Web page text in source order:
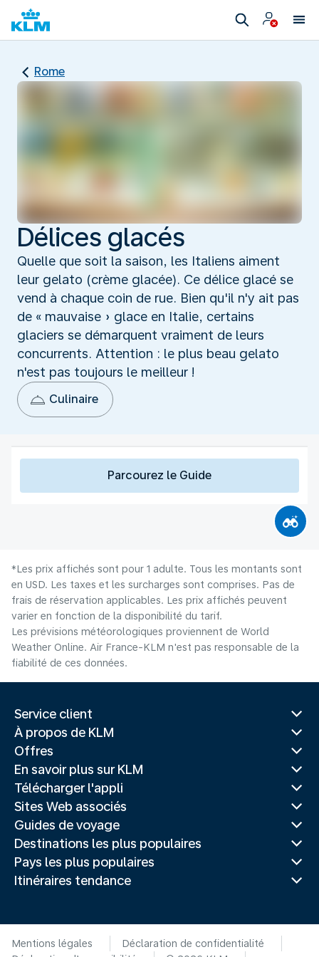
Rome
Délices glacés
Quelle que soit la saison, les Italiens aiment
leur gelato (crème glacée). Ce délice glacé se
vend à chaque coin de rue. Bien qu'il n'y ait pas
de « mauvaise » glace en Italie, certains
glaciers se démarquent vraiment de leurs
concurrents. Attention : le plus beau gelato
n'est pas toujours le meilleur !
Culinaire
Parcourez le Guide
*Les prix affichés sont pour 1 adulte. Tous les montants sont
en USD. Les taxes et les surcharges sont comprises. Pas de
frais de réservation applicables. Les prix affichés peuvent
varier en fonction de la disponibilité du tarif.
Les prévisions météorologiques proviennent de World
Weather Online. Air France-KLM n'est pas responsable de la
fiabilité de ces données.
Service client
À propos de KLM
Offres
En savoir plus sur KLM
Télécharger l'appli
Sites Web associés
Guides de voyage
Destinations les plus populaires
Pays les plus populaires
Itinéraires tendance
Mentions légales
Déclaration de confidentialité